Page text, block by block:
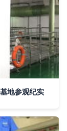
地参观纪实